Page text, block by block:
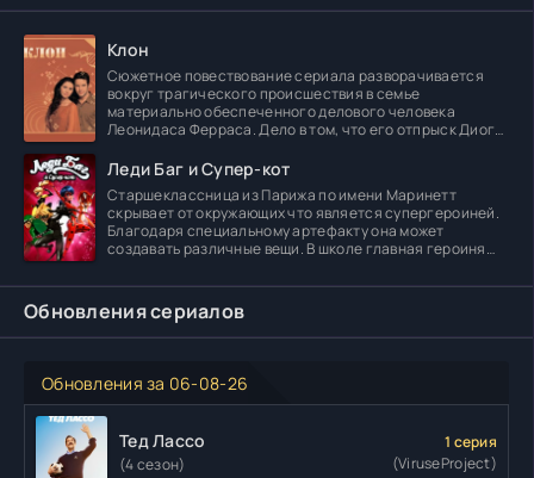
Клон
Сюжетное повествование сериала разворачивается
вокруг трагического происшествия в семье
материально обеспеченного делового человека
Леонидаса Ферраса. Дело в том, что его отпрыск Диога
Леди Баг и Супер-кот
Старшеклассница из Парижа по имени Маринетт
скрывает от окружающих что является супергероиней.
Благодаря специальному артефакту она может
создавать различные вещи. В школе главная героиня
Обновления сериалов
Обновления за 06-08-26
Тед Лассо
(4 сезон)
1 серия
(ViruseProject)